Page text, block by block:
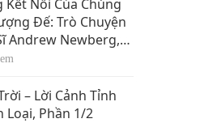
Kết Nối Của Chúng
Đế: Trò Chuyện
Andrew Newberg,
– Lời Cảnh Tỉnh
Loại, Phần 1/2